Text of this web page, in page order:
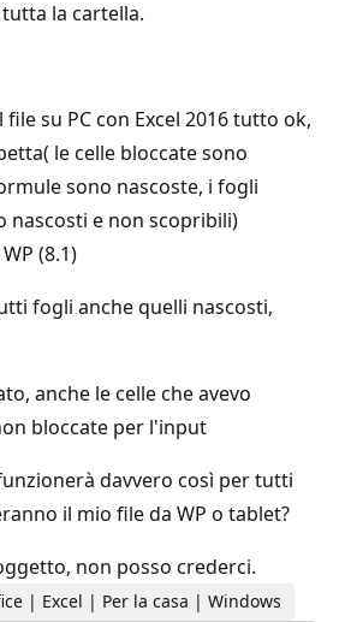
la cartella.
file su PC con Excel 2016 tutto ok,
le celle bloccate sono
sono nascoste, i fogli
nascosti e non scopribili)
(8.1)
fogli anche quelli nascosti,
anche le celle che avevo
bloccate per l'input
davvero così per tutti
il mio file da WP o tablet?
non posso crederci.
| Excel | Per la casa | Windows